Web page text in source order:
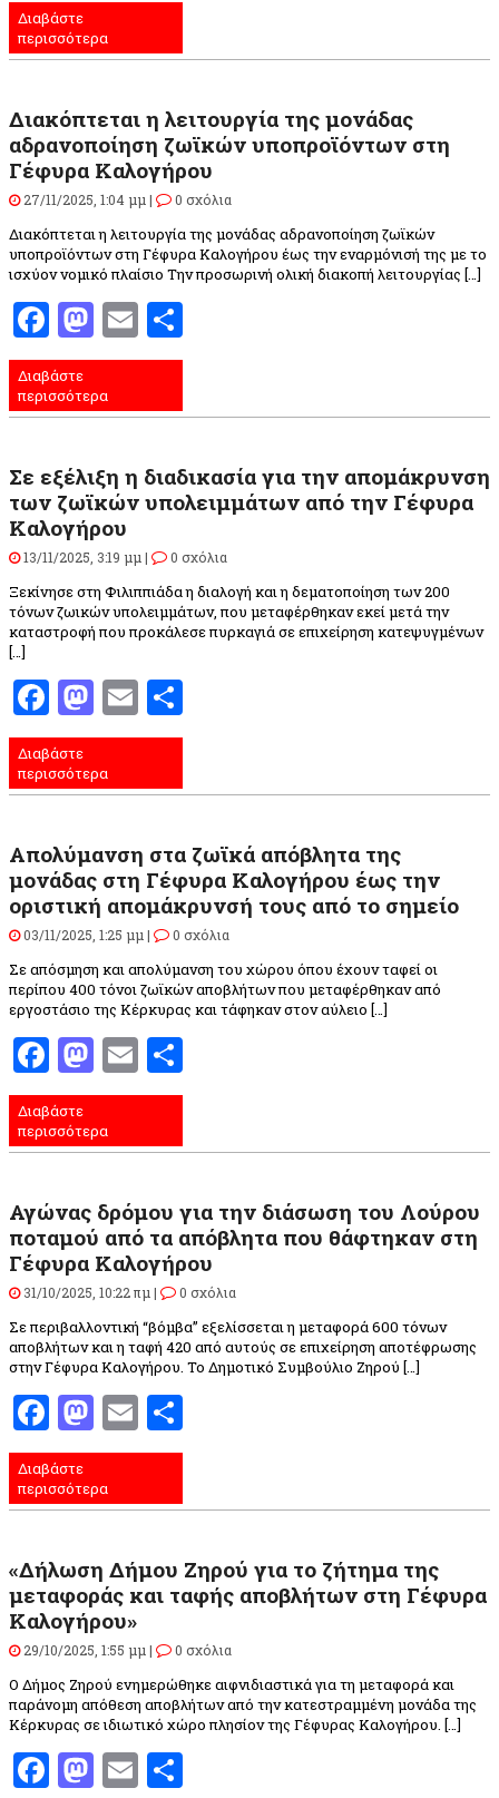
Διαβάστε
περισσότερα
Διακόπτεται η λειτουργία της μονάδας
αδρανοποίηση ζωϊκών υποπροϊόντων στη
Γέφυρα Καλογήρου
27/11/2025, 1:04 μμ | 0 σχόλια
Διακόπτεται η λειτουργία της μονάδας αδρανοποίηση ζωϊκών
υποπροϊόντων στη Γέφυρα Καλογήρου έως την εναρμόνισή της με το
ισχύον νομικό πλαίσιο Την προσωρινή ολική διακοπή λειτουργίας […]
Facebook
Mastodon
Email
Διαβάστε
περισσότερα
Σε εξέλιξη η διαδικασία για την απομάκρυνση
των ζωϊκών υπολειμμάτων από την Γέφυρα
Καλογήρου
13/11/2025, 3:19 μμ | 0 σχόλια
Ξεκίνησε στη Φιλιππιάδα η διαλογή και η δεματοποίηση των 200
τόνων ζωικών υπολειμμάτων, που μεταφέρθηκαν εκεί μετά την
καταστροφή που προκάλεσε πυρκαγιά σε επιχείρηση κατεψυγμένων
[…]
Facebook
Mastodon
Email
Διαβάστε
περισσότερα
Απολύμανση στα ζωϊκά απόβλητα της
μονάδας στη Γέφυρα Καλογήρου έως την
οριστική απομάκρυνσή τους από το σημείο
03/11/2025, 1:25 μμ | 0 σχόλια
Σε απόσμηση και απολύμανση του χώρου όπου έχουν ταφεί οι
περίπου 400 τόνοι ζωϊκών αποβλήτων που μεταφέρθηκαν από
εργοστάσιο της Κέρκυρας και τάφηκαν στον αύλειο […]
Facebook
Mastodon
Email
Διαβάστε
περισσότερα
Αγώνας δρόμου για την διάσωση του Λούρου
ποταμού από τα απόβλητα που θάφτηκαν στη
Γέφυρα Καλογήρου
31/10/2025, 10:22 πμ | 0 σχόλια
Σε περιβαλλοντική “βόμβα” εξελίσσεται η μεταφορά 600 τόνων
αποβλήτων και η ταφή 420 από αυτούς σε επιχείρηση αποτέφρωσης
στην Γέφυρα Καλογήρου. Το Δημοτικό Συμβούλιο Ζηρού […]
Facebook
Mastodon
Email
Διαβάστε
περισσότερα
«Δήλωση Δήμου Ζηρού για το ζήτημα της
μεταφοράς και ταφής αποβλήτων στη Γέφυρα
Καλογήρου»
29/10/2025, 1:55 μμ | 0 σχόλια
Ο Δήμος Ζηρού ενημερώθηκε αιφνιδιαστικά για τη μεταφορά και
παράνομη απόθεση αποβλήτων από την κατεστραμμένη μονάδα της
Κέρκυρας σε ιδιωτικό χώρο πλησίον της Γέφυρας Καλογήρου. […]
Facebook
Mastodon
Email